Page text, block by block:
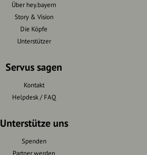
Über hey.bayern
Story & Vision
Die Köpfe
Unterstützer
Servus sagen
Kontakt
Helpdesk / FAQ
Unterstütze uns
Spenden
Partner werden